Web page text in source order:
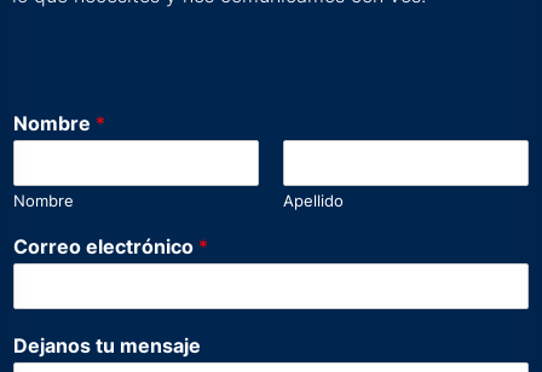
Nombre *
Nombre Apellido
Correo electrónico *
t
u
Dejanos tu mensaje